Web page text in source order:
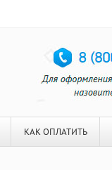
КАК ОПЛАТИТЬ